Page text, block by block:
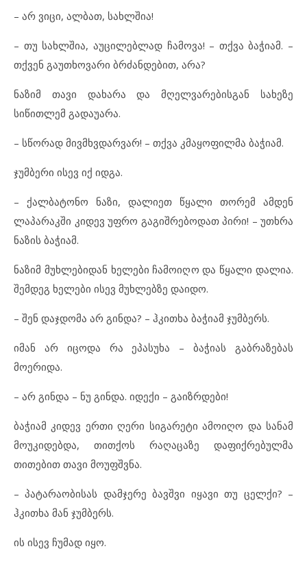
– არ ვიცი, ალბათ, სახლშია!
– თუ სახლშია, აუცილებლად ჩამოვა! – თქვა ბაჭიამ. –
თქვენ გაუთხოვარი ბრძანდებით, არა?
ნაზიმ თავი დახარა და მღელვარებისგან სახეზე
სიწითლემ გადაუარა.
– სწორად მივმხვდარვარ! – თქვა კმაყოფილმა ბაჭიამ.
ჯუმბერი ისევ იქ იდგა.
– ქალბატონო ნაზი, დალიეთ წყალი თორემ ამდენ
ლაპარაკში კიდევ უფრო გაგიშრებოდათ პირი! – უთხრა
ნაზის ბაჭიამ.
ნაზიმ მუხლებიდან ხელები ჩამოიღო და წყალი დალია.
შემდეგ ხელები ისევ მუხლებზე დაიდო.
– შენ დაჯდომა არ გინდა? – ჰკითხა ბაჭიამ ჯუმბერს.
იმან არ იცოდა რა ეპასუხა – ბაჭიას გაბრაზებას
მოერიდა.
– არ გინდა – ნუ გინდა. იდექი – გაიზრდები!
ბაჭიამ კიდევ ერთი ღერი სიგარეტი ამოიღო და სანამ
მოუკიდებდა, თითქოს რაღაცაზე დაფიქრებულმა
თითებით თავი მოუფშვნა.
– პატარაობისას დამჯერე ბავშვი იყავი თუ ცელქი? –
ჰკითხა მან ჯუმბერს.
ის ისევ ჩუმად იყო.